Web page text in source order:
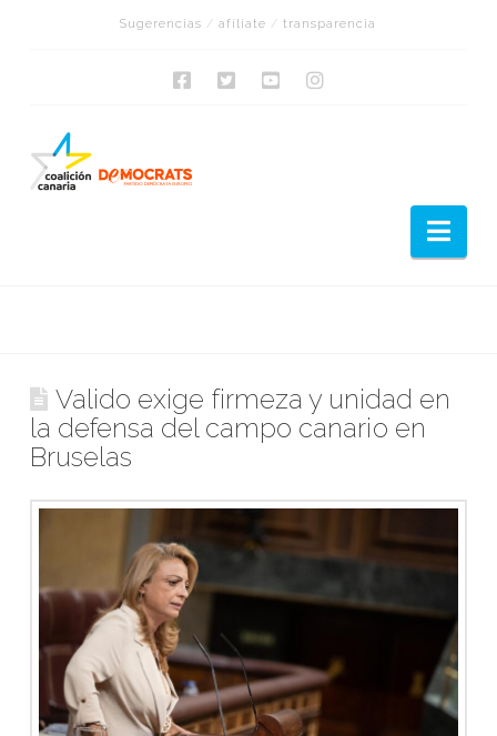
Sugerencias /afíliate /transparencia
Valido exige firmeza y unidad en
la defensa del campo canario en
Bruselas